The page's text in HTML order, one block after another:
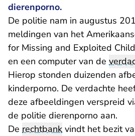
dierenporno.
De politie nam in augustus
meldingen van het
for Missing and Exploited
en een computer van de
Hierop stonden duizenden
kinderporno. De verdachte
deze afbeeldingen verspreid
de politie dierenporno aan.
De rechtbank vindt het bezit